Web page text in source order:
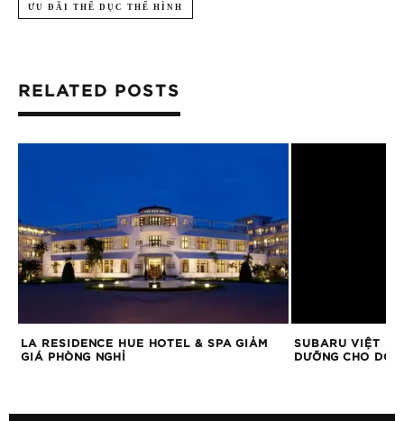
ƯU ĐÃI THỂ DỤC THỂ HÌNH
RELATED POSTS
LA RESIDENCE HUE HOTEL & SPA GIẢM
GIÁ PHÒNG NGHỈ
SUBARU VIỆT
DƯỠNG CHO